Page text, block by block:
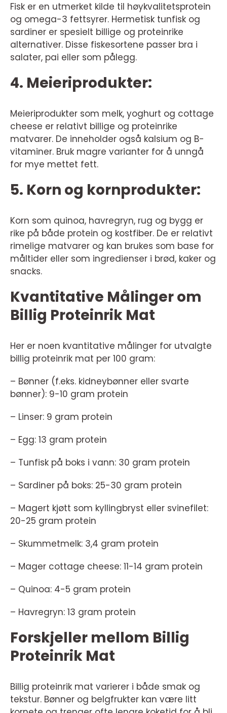
Fisk er en utmerket kilde til høykvalitetsprotein
og omega-3 fettsyrer. Hermetisk tunfisk og
sardiner er spesielt billige og proteinrike
alternativer. Disse fiskesortene passer bra i
salater, pai eller som pålegg.
4. Meieriprodukter:
Meieriprodukter som melk, yoghurt og cottage
cheese er relativt billige og proteinrike
matvarer. De inneholder også kalsium og B-
vitaminer. Bruk magre varianter for å unngå
for mye mettet fett.
5. Korn og kornprodukter:
Korn som quinoa, havregryn, rug og bygg er
rike på både protein og kostfiber. De er relativt
rimelige matvarer og kan brukes som base for
måltider eller som ingredienser i brød, kaker og
snacks.
Kvantitative Målinger om
Billig Proteinrik Mat
Her er noen kvantitative målinger for utvalgte
billig proteinrik mat per 100 gram:
– Bønner (f.eks. kidneybønner eller svarte
bønner): 9-10 gram protein
– Linser: 9 gram protein
– Egg: 13 gram protein
– Tunfisk på boks i vann: 30 gram protein
– Sardiner på boks: 25-30 gram protein
– Magert kjøtt som kyllingbryst eller svinefilet:
20-25 gram protein
– Skummetmelk: 3,4 gram protein
– Mager cottage cheese: 11-14 gram protein
– Quinoa: 4-5 gram protein
– Havregryn: 13 gram protein
Forskjeller mellom Billig
Proteinrik Mat
Billig proteinrik mat varierer i både smak og
tekstur. Bønner og belgfrukter kan være litt